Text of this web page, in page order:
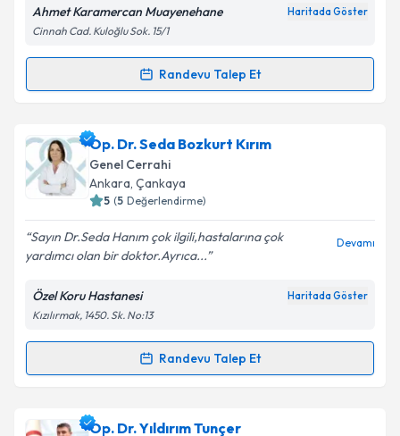
Metni'ni okudum ve kişisel verilerimin belirtilen
kapsamda işlenmesini kabul ediyorum.
Takvim Talebini Gönder
Ahmet Karamercan Muayenehane Haritada Göster
Cinnah Cad. Kuloğlu Sok. 15/1
Randevu Talep Et
Randevu Takvimi Talebi
Prof. Dr. Ahmet Karamercaniçin randevu takvimi
talebi oluşturun. Size bu uzmandan randevu almanız
için bir takvim hazırlandığında e-posta ile
bilgilendireceğiz.
E-posta Adresiniz
Kişisel verilerimin işlenmesine ilişkin
Metni'ni okudum ve kişisel verilerimin belirtilen
kapsamda işlenmesini kabul ediyorum.
Op. Dr. Seda Bozkurt Kırım
Genel Cerrahi
Ankara, Çankaya
5 (5 Değerlendirme)
Sayın Dr.Seda Hanım çok ilgili,hastalarına çok
yardımcı olan bir doktor.Ayrıca...
Devamı
Özel Koru Hastanesi Haritada Göster
Kızılırmak, 1450. Sk. No:13
Randevu Talep Et
Randevu Takvimi Talebi
Op. Dr. Seda Bozkurt Kırımiçin randevu takvimi
Op. Dr. Yıldırım Tunçer